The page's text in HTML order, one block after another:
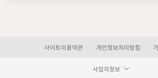
사이트이용약관 개인정보처리방침
사업자정보